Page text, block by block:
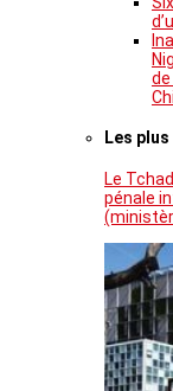
de
Les plus
Le
pénale